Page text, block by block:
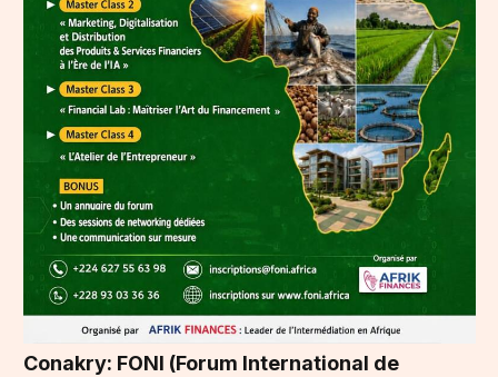
Conakry: FONI (Forum International de